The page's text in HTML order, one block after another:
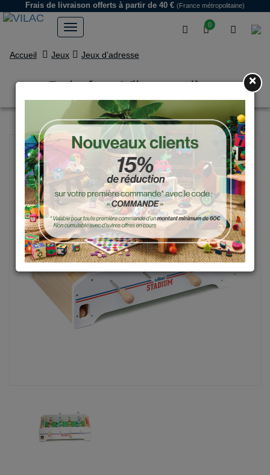
0
Frais de livraison offerts à partir de 40 € (France métropolitaine)
Accueil Jeux Jeux d’adresse
Babyfoot Vilac stadium ×